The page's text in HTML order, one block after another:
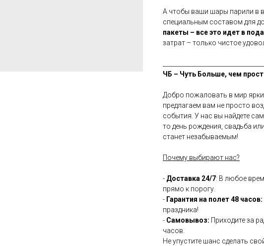
А чтобы ваши шары парили в
специальным составом для
пакеты – все это идет в
затрат – только чистое
ЧБ – Чуть Больше, чем
Добро пожаловать в мир
предлагаем вам не просто
события. У нас вы найдете
то день рождения, свадьба
станет незабываемым!
Почему выбирают нас?
- Доставка 24/7: В любое
прямо к порогу.
- Гарантия на полет 48 часов:
праздника!
- Самовывоз: Приходите за
часов.
Не упустите шанс сделать